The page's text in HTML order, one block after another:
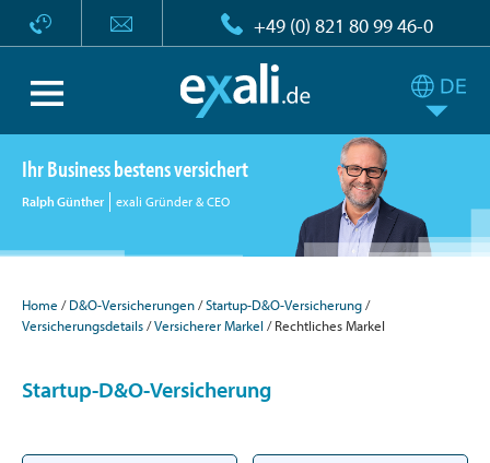
+49 (0) 821 80 99 46-0
Ihr Business bestens versichert
Ralph Günther exali Gründer & CEO
Home D&O-Versicherungen
Startup-D&O-Versicherung
Versicherungsdetails
Versicherer Markel Rechtliches Markel
Startup-D&O-Versicherung